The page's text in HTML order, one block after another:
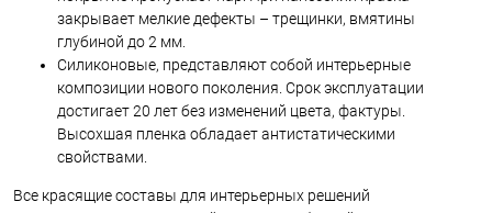
закрывает мелкие дефекты – трещинки, вмятины
глубиной до 2 мм.
Силиконовые, представляют собой интерьерные
композиции нового поколения. Срок эксплуатации
достигает 20 лет без изменений цвета, фактуры.
Высохшая пленка обладает антистатическими
свойствами.
Все красящие составы для интерьерных решений